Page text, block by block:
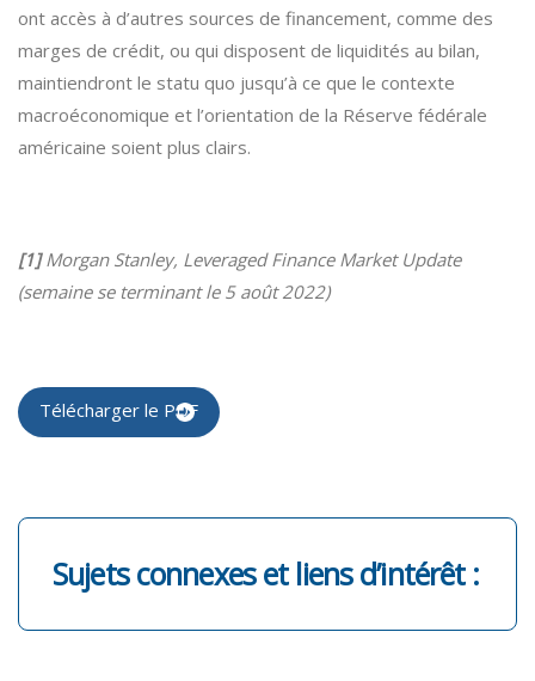
ont accès à d’autres sources de financement, comme des
marges de crédit, ou qui disposent de liquidités au bilan,
maintiendront le statu quo jusqu’à ce que le contexte
macroéconomique et l’orientation de la Réserve fédérale
américaine soient plus clairs.
[1]Morgan Stanley, Leveraged Finance Market Update
(semaine se terminant le 5 août 2022)
Télécharger le PDF
Sujets connexes et liens d’intérêt :